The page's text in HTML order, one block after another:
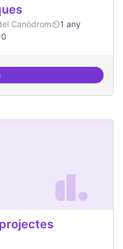
Canòdrom
1 any
0
democràtiques